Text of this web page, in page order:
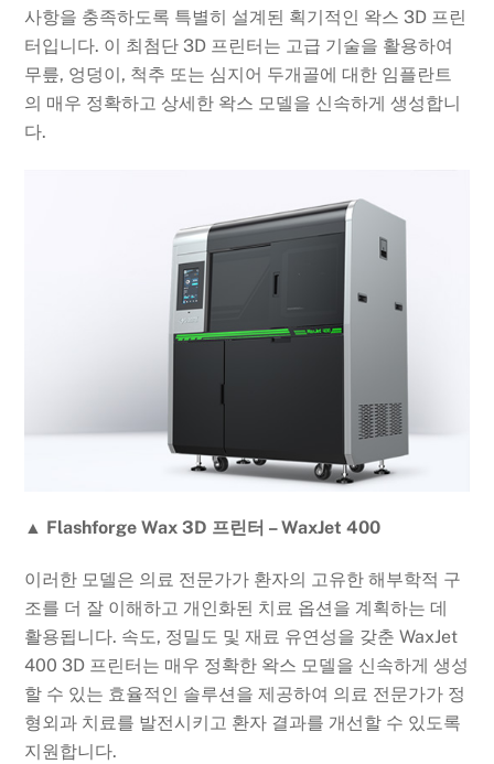
사항을 충족하도록 특별히 설계된 획기적인 왁스 3D 프린
터입니다. 이 최첨단 3D 프린터는 고급 기술을 활용하여
무릎, 엉덩이, 척추 또는 심지어 두개골에 대한 임플란트
의 매우 정확하고 상세한 왁스 모델을 신속하게 생성합니
다.
▲ Flashforge Wax 3D 프린터 – WaxJet 400
이러한 모델은 의료 전문가가 환자의 고유한 해부학적 구
조를 더 잘 이해하고 개인화된 치료 옵션을 계획하는 데
활용됩니다. 속도, 정밀도 및 재료 유연성을 갖춘 WaxJet
400 3D 프린터는 매우 정확한 왁스 모델을 신속하게 생성
할 수 있는 효율적인 솔루션을 제공하여 의료 전문가가 정
형외과 치료를 발전시키고 환자 결과를 개선할 수 있도록
지원합니다.